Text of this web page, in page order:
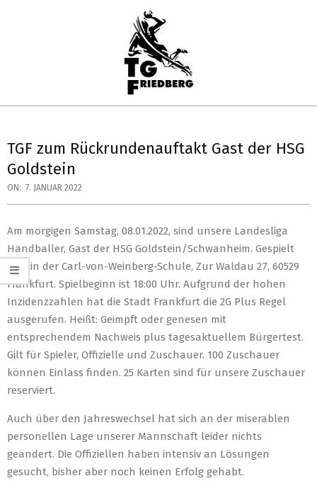
TG
HANDBALL
Menu
TGF zum Rückrundenauftakt Gast der HSG
Goldstein
ON: 7. JANUAR 2022
Am morgigen Samstag, 08.01.2022, sind unsere Landesliga
Handballer, Gast der HSG Goldstein/Schwanheim. Gespielt
wird in der Carl-von-Weinberg-Schule, Zur Waldau 27, 60529
Frankfurt. Spielbeginn ist 18:00 Uhr. Aufgrund der hohen
Inzidenzzahlen hat die Stadt Frankfurt die 2G Plus Regel
ausgerufen. Heißt: Geimpft oder genesen mit
entsprechendem Nachweis plus tagesaktuellem Bürgertest.
Gilt für Spieler, Offizielle und Zuschauer. 100 Zuschauer
können Einlass finden. 25 Karten sind für unsere Zuschauer
reserviert.
Auch über den Jahreswechsel hat sich an der miserablen
personellen Lage unserer Mannschaft leider nichts
geändert. Die Offiziellen haben intensiv an Lösungen
gesucht, bisher aber noch keinen Erfolg gehabt.